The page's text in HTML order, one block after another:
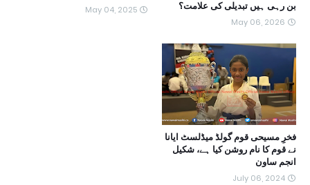
بن رہی ہیں تبدیلی کی علامت؟
May 06, 2026
May 04, 2025
فخرِ مسیحی قوم گولڈ میڈلسٹ ایانا
نے قوم کا نام روشن کیا ہے، شکیل
انجم ساون
July 06, 2024